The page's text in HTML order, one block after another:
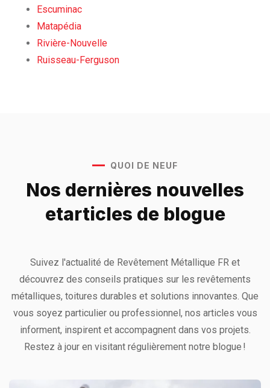
Escuminac
Matapédia
Rivière-Nouvelle
Ruisseau-Ferguson
QUOI DE NEUF
Nos dernières nouvelles
etarticles de blogue
Suivez l'actualité de Revêtement Métallique FR et
découvrez des conseils pratiques sur les revêtements
métalliques, toitures durables et solutions innovantes. Que
vous soyez particulier ou professionnel, nos articles vous
informent, inspirent et accompagnent dans vos projets.
Restez à jour en visitant régulièrement notre blogue !